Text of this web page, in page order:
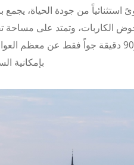
من جودة الحياة، يجمع
موقعها الذي يبعد ما بين 50 و90 دقيقة جواً
بإمكانية